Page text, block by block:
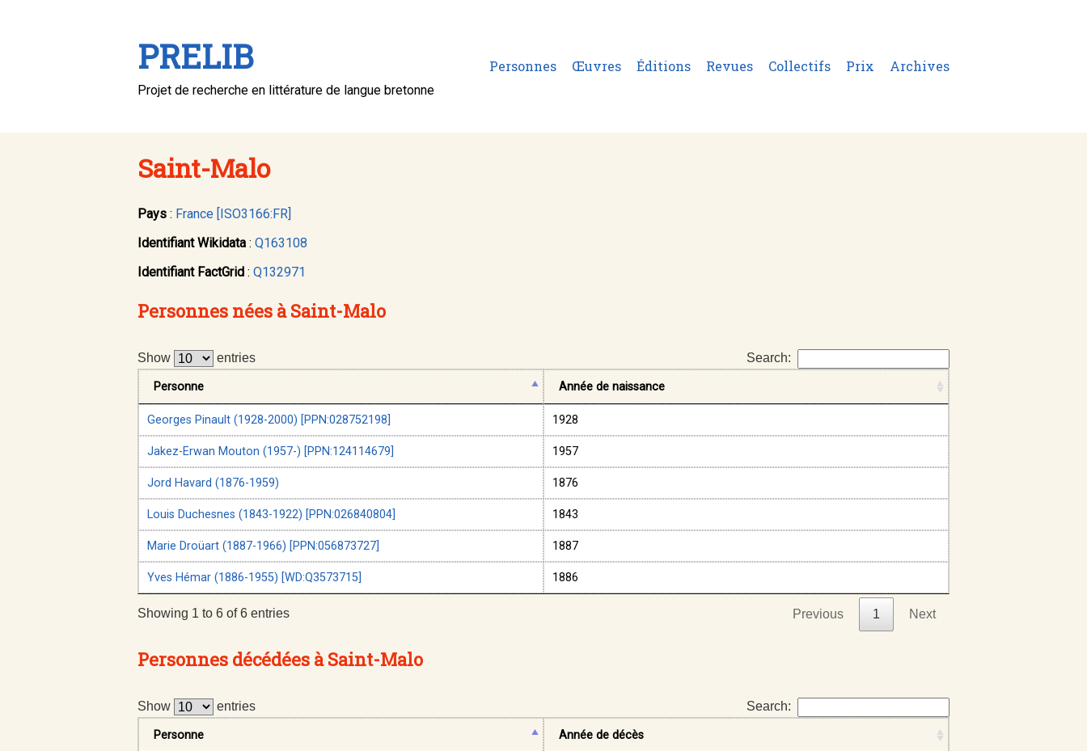
PRELIB
Projet de recherche en littérature de langue bretonne
Personnes Œuvres Éditions Revues Collectifs Prix Archives
Saint-Malo
Pays : France [ISO3166:FR]
Identifiant Wikidata : Q163108
Identifiant FactGrid : Q132971
Personnes nées à Saint-Malo
Show entries Search:
Personne Année de naissance
Georges Pinault (1928-2000) [PPN:028752198] 1928
Jakez-Erwan Mouton (1957-) [PPN:124114679] 1957
Jord Havard (1876-1959) 1876
Louis Duchesnes (1843-1922) [PPN:026840804] 1843
Marie Droüart (1887-1966) [PPN:056873727] 1887
Yves Hémar (1886-1955) [WD:Q3573715] 1886
Showing 1 to 6 of 6 entries Previous 1 Next
Personnes décédées à Saint-Malo
Show entries Search:
Personne Année de décès